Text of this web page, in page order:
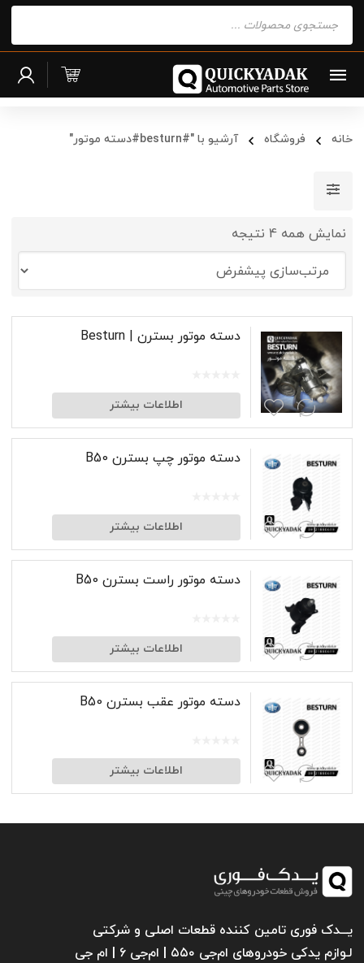
search
خانه فروشگاه آرشیو با "#besturn#دسته‌ موتور"
نمایش همه 4 نتیجه
دسته موتور بسترن | Besturn
اطلاعات بیشتر
دسته موتور چپ بسترن B50
اطلاعات بیشتر
دسته موتور راست بسترن B50
اطلاعات بیشتر
دسته موتور عقب بسترن B50
اطلاعات بیشتر
یـــدک فوری تامین کننده قطعات اصلی و شرکتی
لـوازم یدکی خودروهای ام‌جی ۵۵۰ | ام‌جی ۶ | ام جی